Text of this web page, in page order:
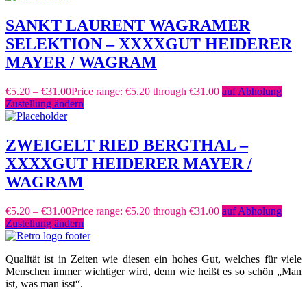
SANKT LAURENT WAGRAMER
SELEKTION – XXXXGUT HEIDERER
MAYER / WAGRAM
€5.20 – €31.00Price range: €5.20 through €31.00 auf Abholung
Zustellung ändern
ZWEIGELT RIED BERGTHAL –
XXXXGUT HEIDERER MAYER /
WAGRAM
€5.20 – €31.00Price range: €5.20 through €31.00 auf Abholung
Zustellung ändern
Qualität ist in Zeiten wie diesen ein hohes Gut, welches für viele
Menschen immer wichtiger wird, denn wie heißt es so schön „Man
ist, was man isst“.